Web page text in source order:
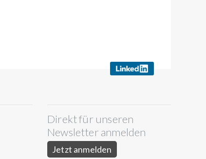
Direkt für unseren
Newsletter anmelden
Jetzt anmelden